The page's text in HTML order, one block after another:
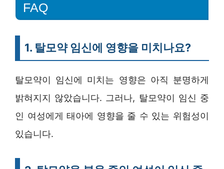
FAQ
1. 탈모약 임신에 영향을 미치나요?
탈모약이 임신에 미치는 영향은 아직 분명하게
밝혀지지 않았습니다. 그러나, 탈모약이 임신 중
인 여성에게 태아에 영향을 줄 수 있는 위험성이
있습니다.